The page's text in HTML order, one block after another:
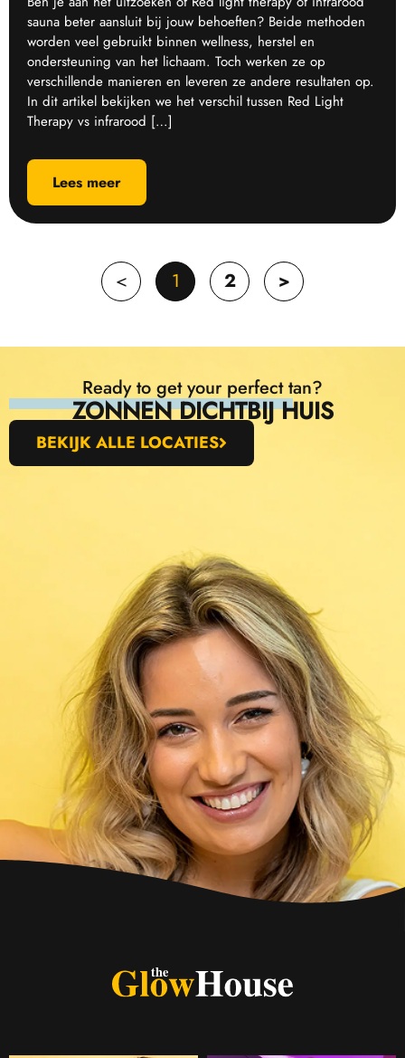
sauna beter aansluit bij jouw behoeften? Beide methoden
worden veel gebruikt binnen wellness, herstel en
ondersteuning van het lichaam. Toch werken ze op
verschillende manieren en leveren ze andere resultaten op.
In dit artikel bekijken we het verschil tussen Red Light
Therapy vs infrarood […]
Lees meer
< 1 2 >
Ready to get your perfect tan?
ZONNEN DICHTBIJ HUIS
BEKIJK ALLE LOCATIES